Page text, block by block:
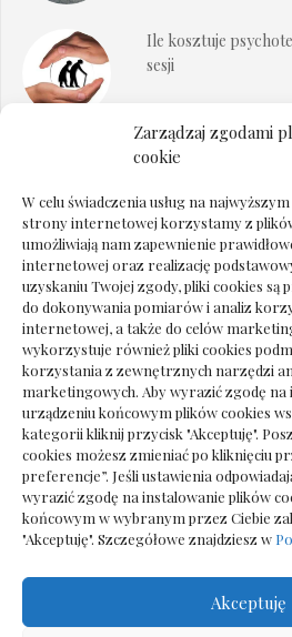
Zarządzaj zgodami
cookie
W celu świadczenia usług na
strony internetowej korzystamy z
umożliwiają nam zapewnienie
internetowej oraz realizację
uzyskaniu Twojej zgody, pliki cookies
do dokonywania pomiarów i analiz
internetowej, a także do celów
wykorzystuje również pliki cookies
korzystania z zewnętrznych narzędzi
marketingowych. Aby wyrazić zgodę na
urządzeniu końcowym plików cookies
kategorii kliknij przycisk "Akceptuję".
cookies możesz zmieniać po kliknięciu
preferencje”. Jeśli ustawienia
wyrazić zgodę na instalowanie plików
końcowym w wybranym przez Ciebie
"Akceptuję". Szczegółowe znajdziesz w
Akceptuję
Ile kosztuje
sesji
Dokumenty do
Deska podłogowa
pośpiechu